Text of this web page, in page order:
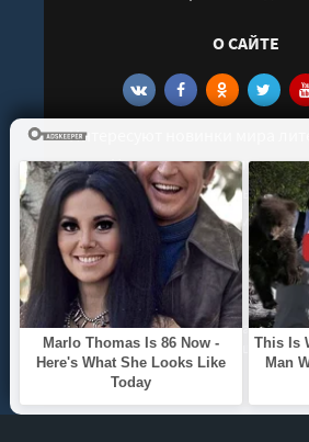
О САЙТЕ
Интересуют новинки мира
нам. У нас можно послушать
старые аудиокниги. Выбрать
друзьями лучшими
© 2021 - 2026 kniga-
защищены.